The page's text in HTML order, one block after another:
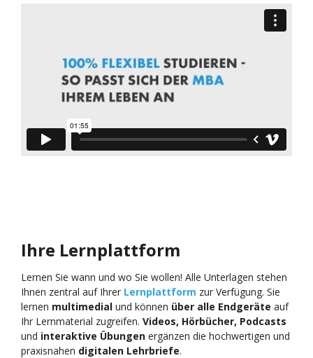
Ihre Lernplattform
Lernen Sie wann und wo Sie wollen! Alle Unterlagen stehen
Ihnen zentral auf Ihrer Lernplattform zur Verfügung. Sie
lernen multimedial und können über alle Endgeräte auf
Ihr Lernmaterial zugreifen. Videos, Hörbücher, Podcasts
und interaktive Übungen ergänzen die hochwertigen und
praxisnahen digitalen Lehrbriefe.